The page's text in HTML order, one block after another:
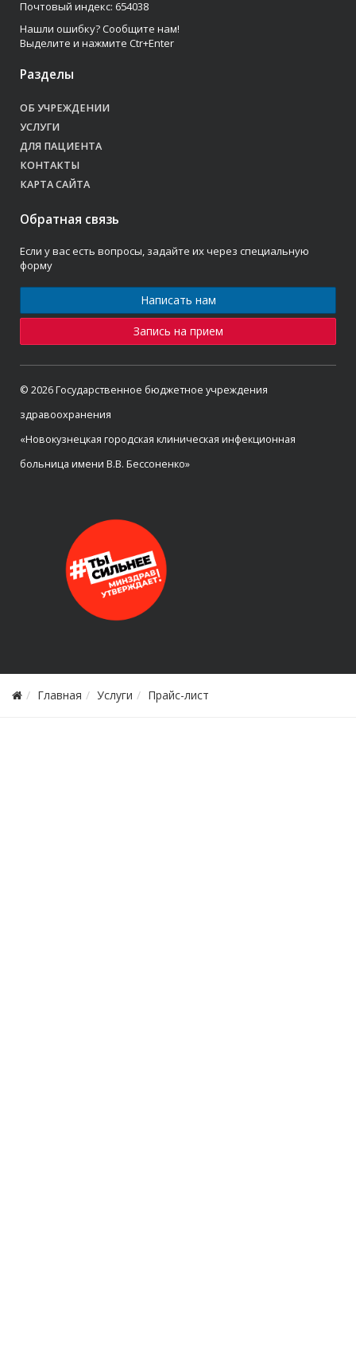
Почтовый индекс: 654038
Нашли ошибку? Сообщите нам!
Выделите и нажмите Ctr+Enter
Разделы
ОБ УЧРЕЖДЕНИИ
УСЛУГИ
ДЛЯ ПАЦИЕНТА
КОНТАКТЫ
КАРТА САЙТА
Обратная связь
Если у вас есть вопросы, задайте их через специальную
форму
Написать нам
Запись на прием
© 2026 Государственное бюджетное учреждения
здравоохранения
«Новокузнецкая городская клиническая инфекционная
больница имени В.В. Бессоненко»
Главная Услуги Прайс-лист